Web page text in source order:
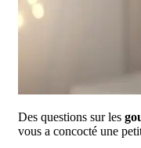
Des questions sur les
vous a concocté une